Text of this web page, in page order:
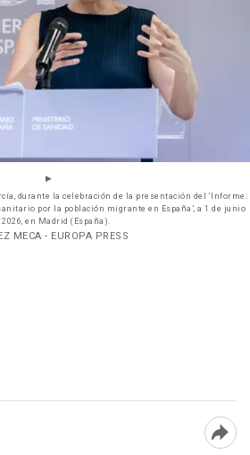
durante la celebración de la presentación del ‘Informe:
por la población migrante en España’, a 1 de junio
2026, en Madrid (España).
MECA - EUROPA PRESS